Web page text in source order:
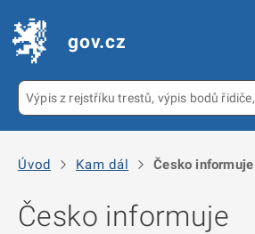
gov.cz
Úvod Kam dál Česko informuje
Česko informuje